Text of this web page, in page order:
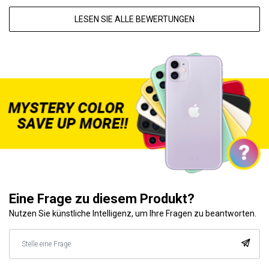
LESEN SIE ALLE BEWERTUNGEN
Eine Frage zu diesem Produkt?
Nutzen Sie künstliche Intelligenz, um Ihre Fragen zu beantworten.